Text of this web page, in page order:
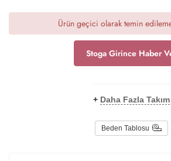
Ürün geçici olarak temin
Stoga Girince Haber
+ Daha Fazla Takım
Beden Tablosu